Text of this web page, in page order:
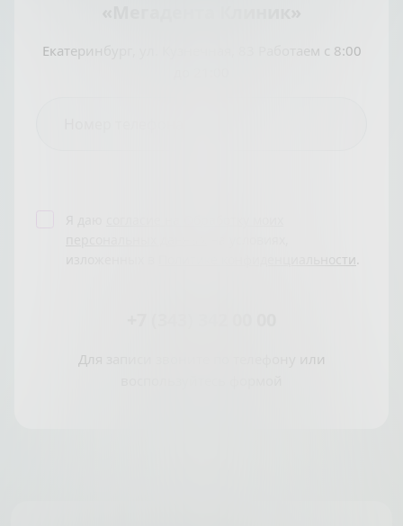
Екатеринбург, ул. Кузнечная, 83 Работаем с 8:00
Политике конфиденциальности
Для записи звоните по телефону или